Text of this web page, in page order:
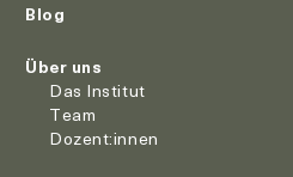
Blog
Über uns
Das Institut
Team
Dozent:innen